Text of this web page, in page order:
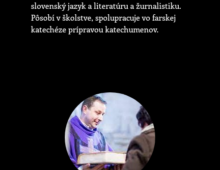
slovenský jazyk a literatúru a žurnalistiku.
Pôsobí v školstve, spolupracuje vo farskej
katechéze prípravou katechumenov.